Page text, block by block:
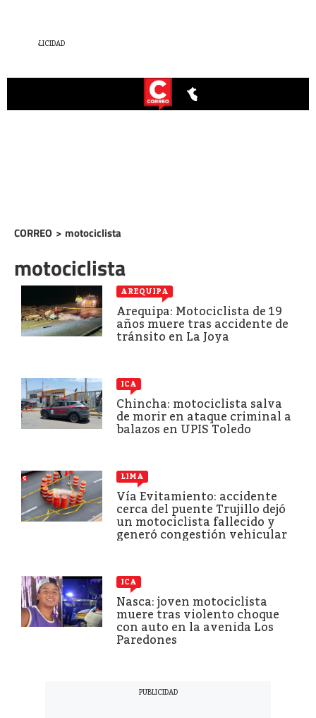
CORREO > motociclista
motociclista
AREQUIPA
Arequipa: Motociclista de 19
años muere tras accidente de
tránsito en La Joya
ICA
Chincha: motociclista salva
de morir en ataque criminal a
balazos en UPIS Toledo
LIMA
Vía Evitamiento: accidente
cerca del puente Trujillo dejó
un motociclista fallecido y
generó congestión vehicular
ICA
Nasca: joven motociclista
muere tras violento choque
con auto en la avenida Los
Paredones